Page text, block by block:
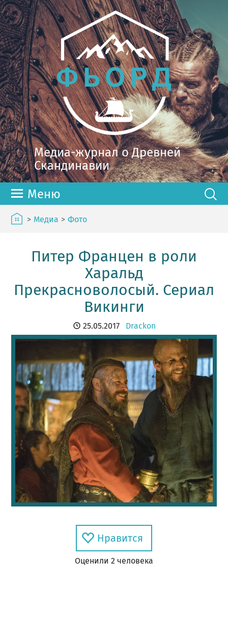
Медиа-журнал о Древней
Скандинавии
Меню
> Медиа > Фото
Питер Францен в роли
Харальд
Прекрасноволосый. Сериал
Викинги
25.05.2017 Drackon
Нравится
Оценили 2 человека